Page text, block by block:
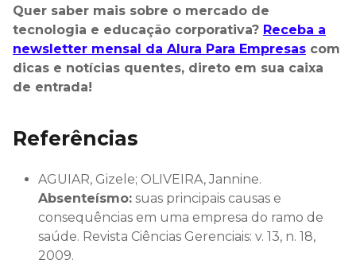
Quer saber mais sobre o mercado de
tecnologia e educação corporativa? Receba a
newsletter mensal da Alura Para Empresas com
dicas e notícias quentes, direto em sua caixa
de entrada!
Referências
AGUIAR, Gizele; OLIVEIRA, Jannine.
Absenteísmo: suas principais causas e
consequências em uma empresa do ramo de
saúde. Revista Ciências Gerenciais: v. 13, n. 18,
2009.